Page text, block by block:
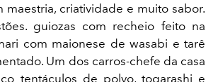
maestria, criatividade e muito sabor.
guiozas com recheio feito na
com maionese de wasabi e tarê
Um dos carros-chefe da casa
tentáculos de polvo, togarashi e